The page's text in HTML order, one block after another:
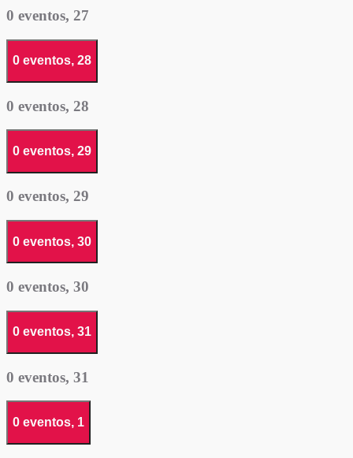
0 eventos, 27
0 eventos, 28
0 eventos, 28
0 eventos, 29
0 eventos, 29
0 eventos, 30
0 eventos, 30
0 eventos, 31
0 eventos, 31
0 eventos, 1